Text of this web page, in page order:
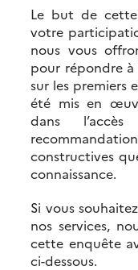
Le but de
votre
nous vous
pour répondre à
sur les premiers
été mis en
dans
constructives
connaissance.
Si vous
nos services,
cette enquête
ci-dessous.